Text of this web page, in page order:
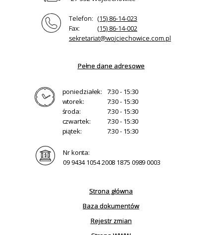
Telefon: (15) 86-14-023
Fax:
(15) 86-14-002
sekretariat@wojciechowice.com.pl
Pełne dane adresowe
poniedziałek:
7:30 - 15:30
wtorek:
7:30 - 15:30
środa:
7:30 - 15:30
czwartek:
7:30 - 15:30
piątek:
7:30 - 15:30
Nr konta:
09 9434 1054 2008 1875 0989 0003
Strona główna
Baza dokumentów
Rejestr zmian